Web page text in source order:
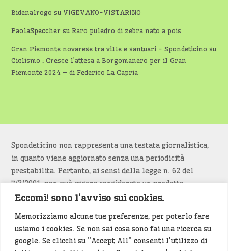
Eccomi! sono l'avviso sui cookies.
Memorizziamo alcune tue preferenze, per poterlo fare
usiamo i cookies. Se non sai cosa sono fai una ricerca su
google. Se clicchi su "Accept All" consenti l'utilizzo di
Bidenalrogo su VIGEVANO-VISTARINO
PaolaSpeccher suRaro puledro di zebra nato a pois
Gran Piemonte novarese tra ville e santuari - Spondeticino su
Ciclismo : Cresce l’attesa a Borgomanero per il Gran
Piemonte 2024 – di Federico La Capria
Spondeticino non rappresenta una testata giornalistica,
in quanto viene aggiornato senza una periodicità
prestabilita. Pertanto, ai sensi della legge n. 62 del
7/3/2001, non può essere considerato un prodotto
editoriale.
Siamo attenti a non violare copyright e diritti
d’immagine. Se un contenuto è di tua proprietà e vuoi
richiederne la rimozionediccelo(<- clicca per inviarci un